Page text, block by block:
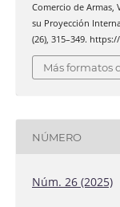
Comercio de Armas,
su Proyección
(26), 315–349.
Más formatos
NÚMERO
Núm. 26 (2025)